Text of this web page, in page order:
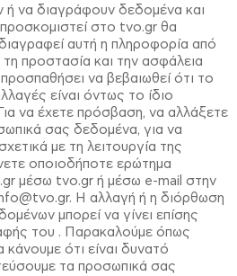
ή να διαγράφουν δεδομένα και
στο tvo.gr θα
αυτή η πληροφορία από
προστασία και την ασφάλεια
να βεβαιωθεί ότι το
είναι όντως το ίδιο
να έχετε πρόσβαση, να αλλάξετε
σας δεδομένα, για να
με τη λειτουργία της
οποιοδήποτε ερώτημα
μέσω tvo.gr ή μέσω e-mail στην
Η αλλαγή ή η διόρθωση
μπορεί να γίνει επίσης
του . Παρακαλούμε όπως
ότι είναι δυνατό
τα προσωπικά σας